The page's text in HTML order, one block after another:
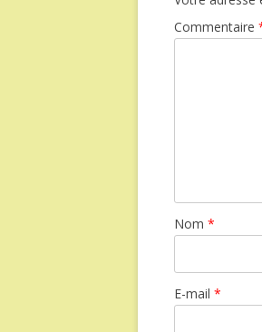
Commentaire
Nom *
E-mail *